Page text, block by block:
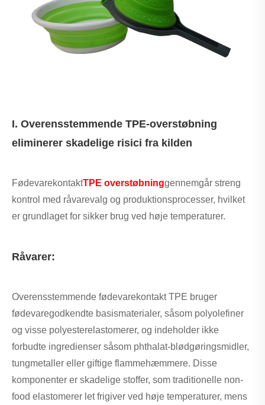
I. Overensstemmende TPE-overstøbning
eliminerer skadelige risici fra kilden
FødevarekontaktTPE overstøbninggennemgår streng
kontrol med råvarevalg og produktionsprocesser, hvilket
er grundlaget for sikker brug ved høje temperaturer.
Råvarer:
Overensstemmende fødevarekontakt TPE bruger
fødevaregodkendte basismaterialer, såsom polyolefiner
og visse polyesterelastomerer, og indeholder ikke
forbudte ingredienser såsom phthalat-blødgøringsmidler,
tungmetaller eller giftige flammehæmmere. Disse
komponenter er skadelige stoffer, som traditionelle non-
food elastomerer let frigiver ved høje temperaturer, mens